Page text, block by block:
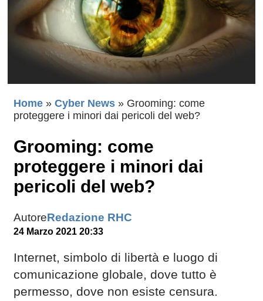
Home » Cyber News » Grooming: come
proteggere i minori dai pericoli del web?
Grooming: come
proteggere i minori dai
pericoli del web?
AutoreRedazione RHC
24 Marzo 2021 20:33
Internet, simbolo di libertà e luogo di
comunicazione globale, dove tutto è
permesso, dove non esiste censura.